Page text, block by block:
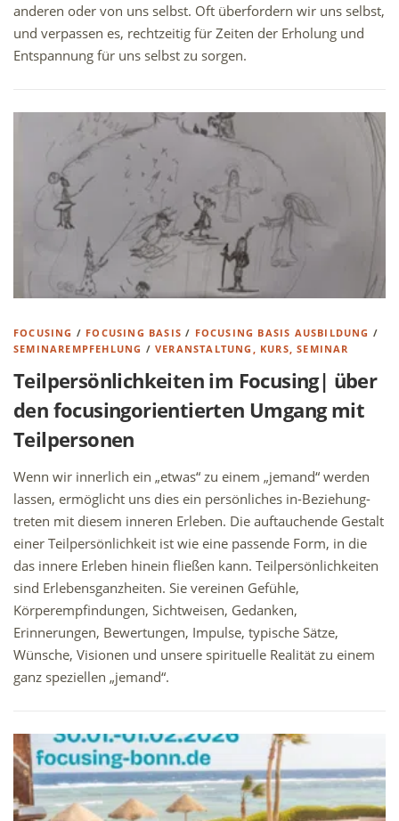
anderen oder von uns selbst. Oft überfordern wir uns selbst,
und verpassen es, rechtzeitig für Zeiten der Erholung und
Entspannung für uns selbst zu sorgen.
FOCUSING / FOCUSING BASIS / FOCUSING BASIS AUSBILDUNG /
SEMINAREMPFEHLUNG /VERANSTALTUNG, KURS, SEMINAR
Teilpersönlichkeiten im Focusing| über
den focusingorientierten Umgang mit
Teilpersonen
Wenn wir innerlich ein „etwas“ zu einem „jemand“ werden
lassen, ermöglicht uns dies ein persönliches in-Beziehung-
treten mit diesem inneren Erleben. Die auftauchende Gestalt
einer Teilpersönlichkeit ist wie eine passende Form, in die
das innere Erleben hinein fließen kann. Teilpersönlichkeiten
sind Erlebensganzheiten. Sie vereinen Gefühle,
Körperempfindungen, Sichtweisen, Gedanken,
Erinnerungen, Bewertungen, Impulse, typische Sätze,
Wünsche, Visionen und unsere spirituelle Realität zu einem
ganz speziellen „jemand“.